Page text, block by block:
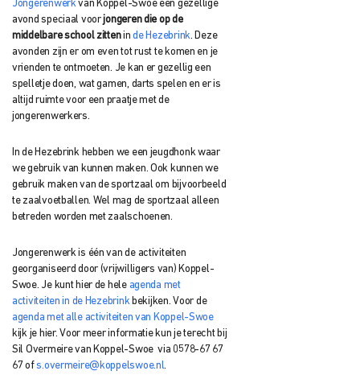
Jongerenwerk van Koppel-Swoe een gezellige
avond speciaal voorjongeren die op de
middelbare school zitteninde Hezebrink . Deze
avonden zijn er om even tot rust te komen en je
vrienden te ontmoeten. Je kan er gezellig een
spelletje doen, wat gamen, darts spelen en er is
altijd ruimte voor een praatje met de
jongerenwerkers.
In de Hezebrink hebben we een jeugdhonk waar
we gebruik van kunnen maken. Ook kunnen we
gebruik maken van de sportzaal om bijvoorbeeld
te zaalvoetballen. Wel mag de sportzaal alleen
betreden worden met zaalschoenen.
Jongerenwerk is één van de activiteiten
georganiseerd door (vrijwilligers van) Koppel-
Swoe. Je kunt hier de hele agenda met
activiteiten in de Hezebrink bekijken. Voor de
agenda met alle activiteiten van Koppel-Swoe
kijk je hier. Voor meer informatie kun je terecht bij
Sil Overmeire van Koppel-Swoe via 0578-67 67
67 ofs.overmeire@koppelswoe.nl